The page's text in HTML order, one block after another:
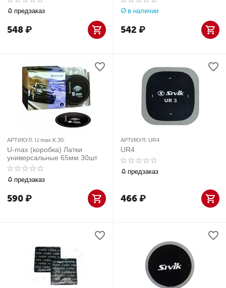
предзаказ
548₽
в наличии
542 ₽
АРТИКУЛ: U.max.K.30.
U-max (коробка) Латки
универсальные 65мм 30шт
предзаказ
590₽
АРТИКУЛ: UR4
UR4
предзаказ
466₽